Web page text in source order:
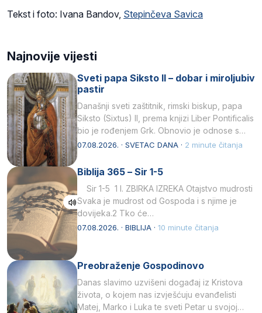
Tekst i foto: Ivana Bandov, Stepinčeva Savica
Najnovije vijesti
Sveti papa Siksto II – dobar i miroljubiv
pastir
Današnji sveti zaštitnik, rimski biskup, papa
Siksto (Sixtus) II, prema knjizi Liber Pontificalis
bio je rođenjem Grk. Obnovio je odnose s
afričkim…
07.08.2026. · SVETAC DANA · 2 minute čitanja
Biblija 365 – Sir 1-5
Sir 1-5 1 I. ZBIRKA IZREKA Otajstvo mudrosti
Svaka je mudrost od Gospoda i s njime je
dovijeka.2 Tko će…
07.08.2026. · BIBLIJA · 10 minute čitanja
Preobraženje Gospodinovo
Danas slavimo uzvišeni događaj iz Kristova
života, o kojem nas izvješćuju evanđelisti
Matej, Marko i Luka te sveti Petar u svojoj